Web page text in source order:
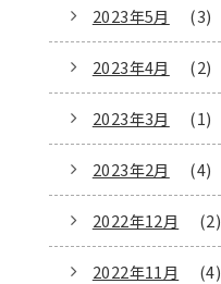
2023年5月 (3)
2023年4月 (2)
2023年3月 (1)
2023年2月 (4)
2022年12月 (2)
2022年11月 (4)